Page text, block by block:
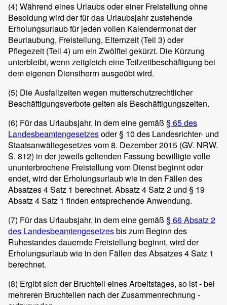
(4) Während eines Urlaubs oder einer Freistellung ohne
Besoldung wird der für das Urlaubsjahr zustehende
Erholungsurlaub für jeden vollen Kalendermonat der
Beurlaubung, Freistellung, Elternzeit (Teil 3) oder
Pflegezeit (Teil 4) um ein Zwölftel gekürzt. Die Kürzung
unterbleibt, wenn zeitgleich eine Teilzeitbeschäftigung bei
dem eigenen Dienstherrn ausgeübt wird.
(5) Die Ausfallzeiten wegen mutterschutzrechtlicher
Beschäftigungsverbote gelten als Beschäftigungszeiten.
(6) Für das Urlaubsjahr, in dem eine gemäß § 65 des
Landesbeamtengesetzesoder § 10 des Landesrichter- und
Staatsanwältegesetzes vom 8. Dezember 2015 (GV. NRW.
S. 812) in der jeweils geltenden Fassung bewilligte volle
ununterbrochene Freistellung vom Dienst beginnt oder
endet, wird der Erholungsurlaub wie in den Fällen des
Absatzes 4 Satz 1 berechnet. Absatz 4 Satz 2 und § 19
Absatz 4 Satz 1 finden entsprechende Anwendung.
(7) Für das Urlaubsjahr, in dem eine gemäß § 66 Absatz 2
des Landesbeamtengesetzesbis zum Beginn des
Ruhestandes dauernde Freistellung beginnt, wird der
Erholungsurlaub wie in den Fällen des Absatzes 4 Satz 1
berechnet.
(8) Ergibt sich der Bruchteil eines Arbeitstages, so ist - bei
mehreren Bruchteilen nach der Zusammenrechnung -